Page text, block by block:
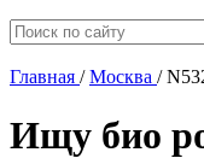
Главная / Москва /
Ищу био